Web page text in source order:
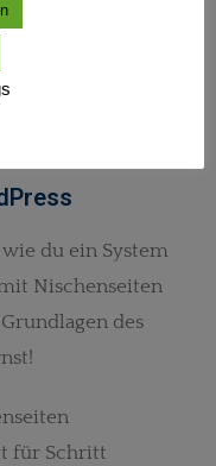
du ein System
Nischenseiten
des
für Schritt